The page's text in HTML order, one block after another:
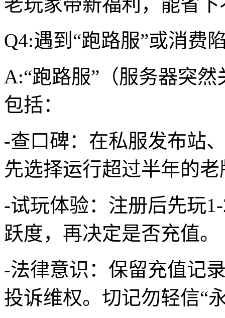
Q4:遇到“跑路服”或消费
A:“跑路服”（服务器突
包括：
-查口碑：在私服发布站
先选择运行超过半年的老
-试玩体验：注册后先玩
跃度，再决定是否充值。
-法律意识：保留充值记
投诉维权。切记勿轻信“